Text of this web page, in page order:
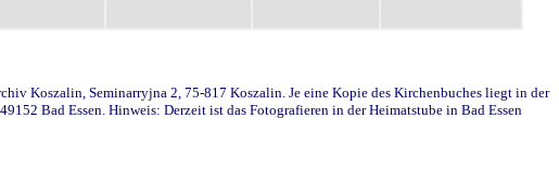
Koszalin, Seminarryjna 2, 75-817 Koszalin. Je eine Kopie des Kirchenbuches liegt in der
Bad Essen. Hinweis: Derzeit ist das Fotografieren in der Heimatstube in Bad Essen